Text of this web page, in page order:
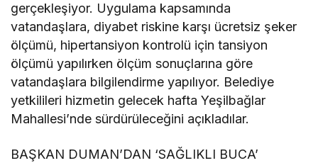
gerçekleşiyor. Uygulama kapsamında
vatandaşlara, diyabet riskine karşı ücretsiz şeker
ölçümü, hipertansiyon kontrolü için tansiyon
ölçümü yapılırken ölçüm sonuçlarına göre
vatandaşlara bilgilendirme yapılıyor. Belediye
yetkilileri hizmetin gelecek hafta Yeşilbağlar
Mahallesi’nde sürdürüleceğini açıkladılar.
BAŞKAN DUMAN’DAN ‘SAĞLIKLI BUCA’